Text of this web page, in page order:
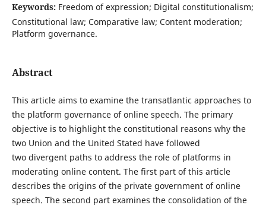
Keywords: Freedom of expression; Digital constitutionalism;
Constitutional law; Comparative law; Content moderation;
Platform governance.
Abstract
This article aims to examine the transatlantic approaches to
the platform governance of online speech. The primary
objective is to highlight the constitutional reasons why the
two Union and the United Stated have followed
two divergent paths to address the role of platforms in
moderating online content. The first part of this article
describes the origins of the private government of online
speech. The second part examines the consolidation of the